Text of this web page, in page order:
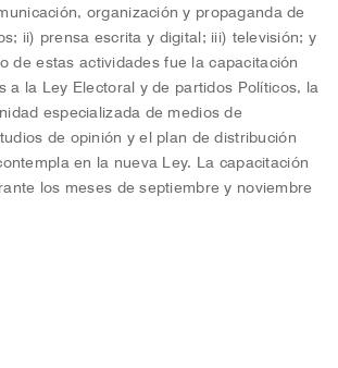
organización y propaganda de
ii) prensa escrita y digital; iii) televisión; y
de estas actividades fue la capacitación
a la Ley Electoral y de partidos Políticos, la
especializada de medios de
de opinión y el plan de distribución
en la nueva Ley. La capacitación
los meses de septiembre y noviembre